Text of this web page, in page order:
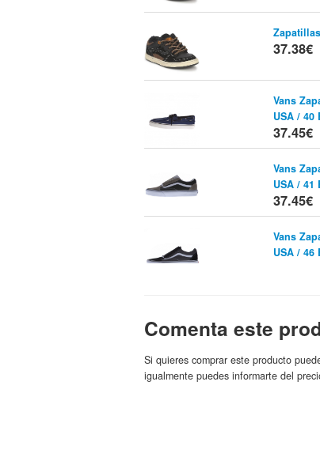
37.38€
Vans
USA / 40
37.45€
Vans
USA / 41
37.45€
Vans
USA / 46
USA /
37.45€
Comenta este
Si quieres comprar este producto
igualmente puedes informarte del